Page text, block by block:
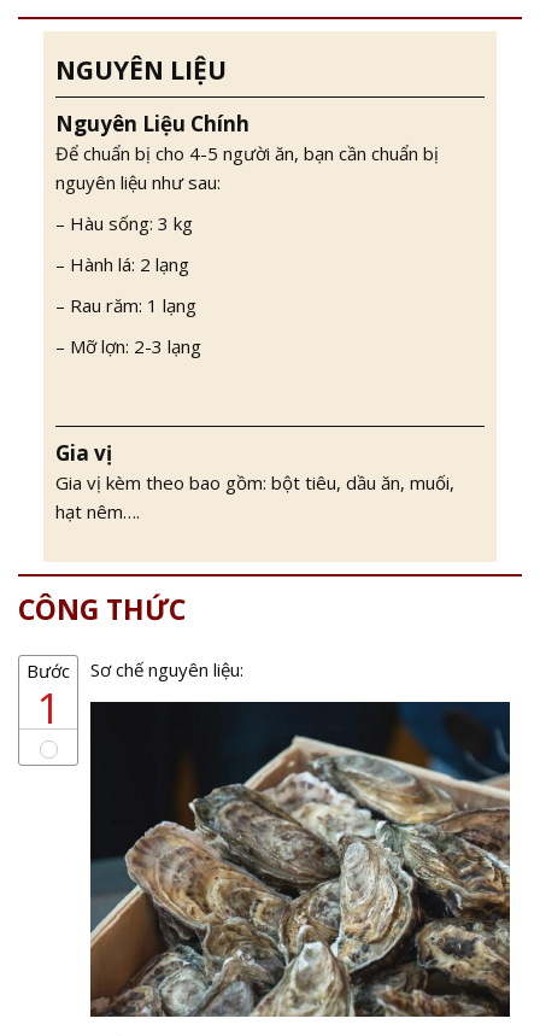
NGUYÊN LIỆU
Nguyên Liệu Chính
Để chuẩn bị cho 4-5 người ăn, bạn cần chuẩn bị
nguyên liệu như sau:
– Hàu sống: 3 kg
– Hành lá: 2 lạng
– Rau răm: 1 lạng
– Mỡ lợn: 2-3 lạng
Gia vị
Gia vị kèm theo bao gồm: bột tiêu, dầu ăn, muối,
hạt nêm….
CÔNG THỨC
Bước
1
Sơ chế nguyên liệu: